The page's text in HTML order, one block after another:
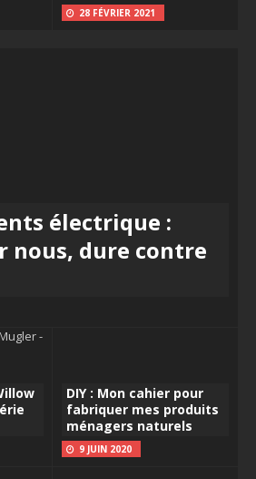
28 FÉVRIER 2021
électrique :
nous, dure contre
DIY : Mon cahier pour
fabriquer mes produits
ménagers naturels
9 JUIN 2020